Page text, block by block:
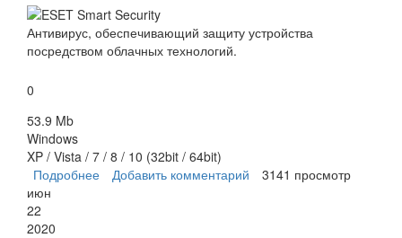
Антивирус, обеспечивающий защиту устройства
посредством облачных технологий.
0
53.9 Mb
Windows
XP / Vista / 7 / 8 / 10 (32bit / 64bit)
Подробнее о ESET Smart Security
Добавить комментарий
3141 просмотр
июн
22
2020